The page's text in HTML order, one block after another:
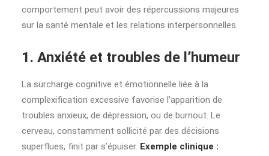
comportement peut avoir des répercussions majeures
sur la santé mentale et les relations interpersonnelles.
1. Anxiété et troubles de l’humeur
La surcharge cognitive et émotionnelle liée à la
complexification excessive favorise l’apparition de
troubles anxieux, de dépression, ou de burnout. Le
cerveau, constamment sollicité par des décisions
superflues, finit par s’épuiser. Exemple clinique :